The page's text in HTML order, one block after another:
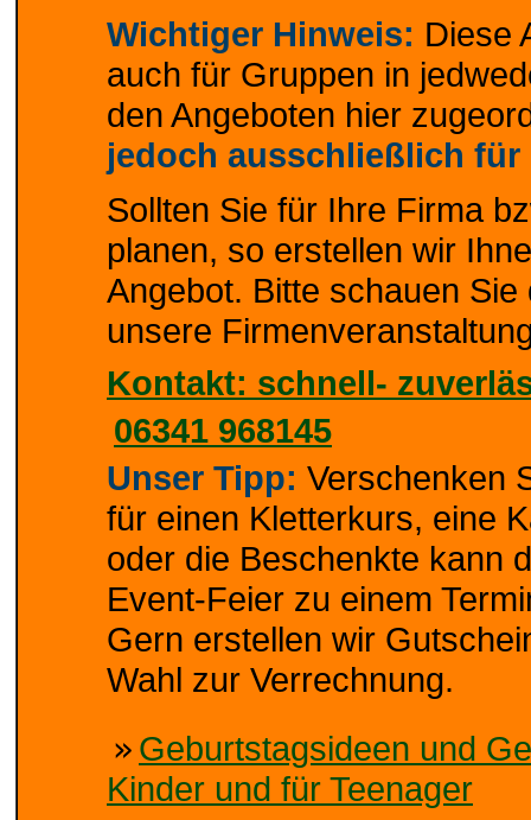
Wichtiger Hinweis: Diese
auch für Gruppen in
den Angeboten hier
jedoch ausschließlich für
Sollten Sie für Ihre Firma
planen, so erstellen wir
Angebot. Bitte schauen
unsere
Kontakt: schnell-
06341 968145
Unser Tipp: Verschenken
für einen Kletterkurs, eine
oder die Beschenkte kann
Event-Feier zu einem
Gern erstellen wir
Wahl zur Verrechnung.
» Geburtstagsideen und
Kinder und für Teenager